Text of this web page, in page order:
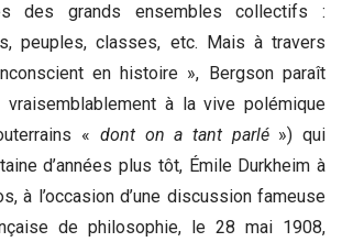
des grands ensembles collectifs :
peuples, classes, etc. Mais à travers
en histoire », Bergson paraît
à la vive polémique
« dont on a tant parlé») qui
d’années plus tôt, Émile Durkheim à
à l’occasion d’une discussion fameuse
de philosophie, le 28 mai 1908,